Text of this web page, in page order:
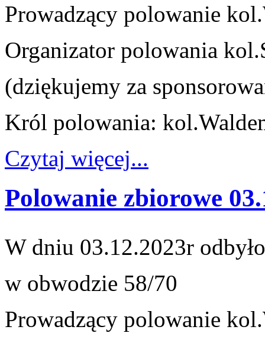
Prowadzący polowanie
Organizator polowania
(dziękujemy za
Król polowania:
Czytaj więcej...
Polowanie zbiorowe
W dniu 03.12.2023r
w obwodzie 58/70
Prowadzący polowanie